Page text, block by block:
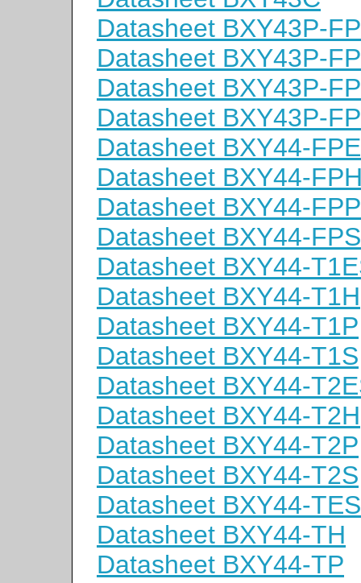
Datasheet BXY43P-
Datasheet BXY43P-
Datasheet BXY43P-
Datasheet BXY43P-
Datasheet BXY44-
Datasheet BXY44-
Datasheet BXY44-FPP
Datasheet BXY44-FPS
Datasheet BXY44-
Datasheet BXY44-T1H
Datasheet BXY44-T1P
Datasheet BXY44-T1S
Datasheet BXY44-
Datasheet BXY44-T2H
Datasheet BXY44-T2P
Datasheet BXY44-T2S
Datasheet BXY44-TES
Datasheet BXY44-TH
Datasheet BXY44-TP